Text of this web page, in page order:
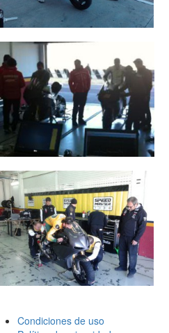
Condiciones de uso